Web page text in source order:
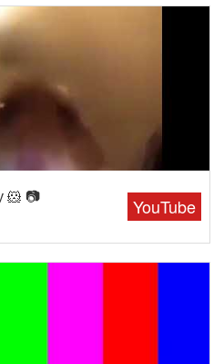
YouTube
🐹 📷